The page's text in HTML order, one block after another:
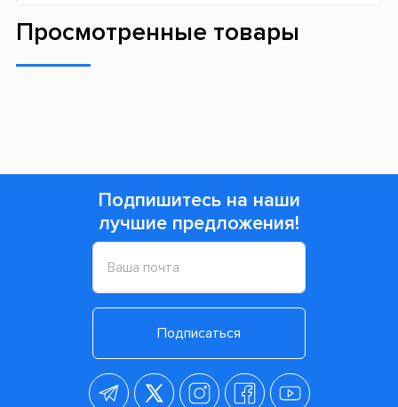
Просмотренные товары
Подпишитесь на наши
лучшие предложения!
Подписаться